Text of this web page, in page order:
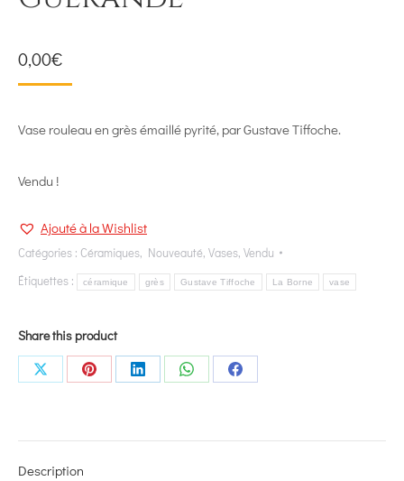
0,00€
Vase rouleau en grès émaillé pyrité, par Gustave Tiffoche.
Vendu !
Ajouté à la Wishlist
Catégories : Céramiques, Nouveauté, Vases, Vendu
Étiquettes :
céramique grès Gustave Tiffoche La Borne vase
Share this product
Share
Share
Share
Share
Share
Description